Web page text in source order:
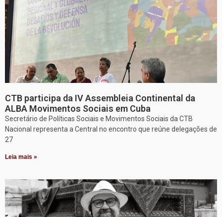
CTB participa da IV Assembleia Continental da
ALBA Movimentos Sociais em Cuba
Secretário de Políticas Sociais e Movimentos Sociais da CTB
Nacional representa a Central no encontro que reúne delegações de
27
Leia mais »